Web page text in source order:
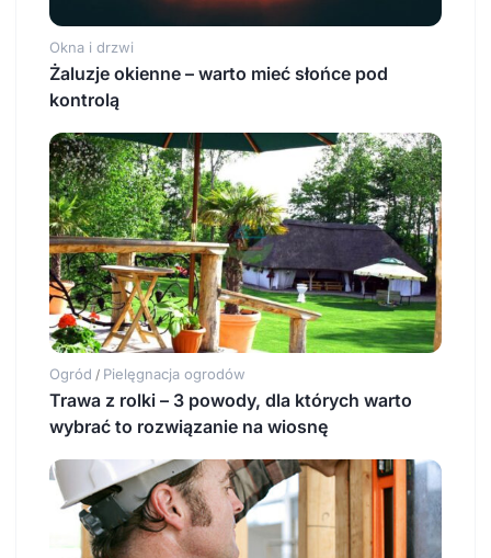
Okna i drzwi
Żaluzje okienne – warto mieć słońce pod
kontrolą
Ogród / Pielęgnacja ogrodów
Trawa z rolki – 3 powody, dla których warto
wybrać to rozwiązanie na wiosnę